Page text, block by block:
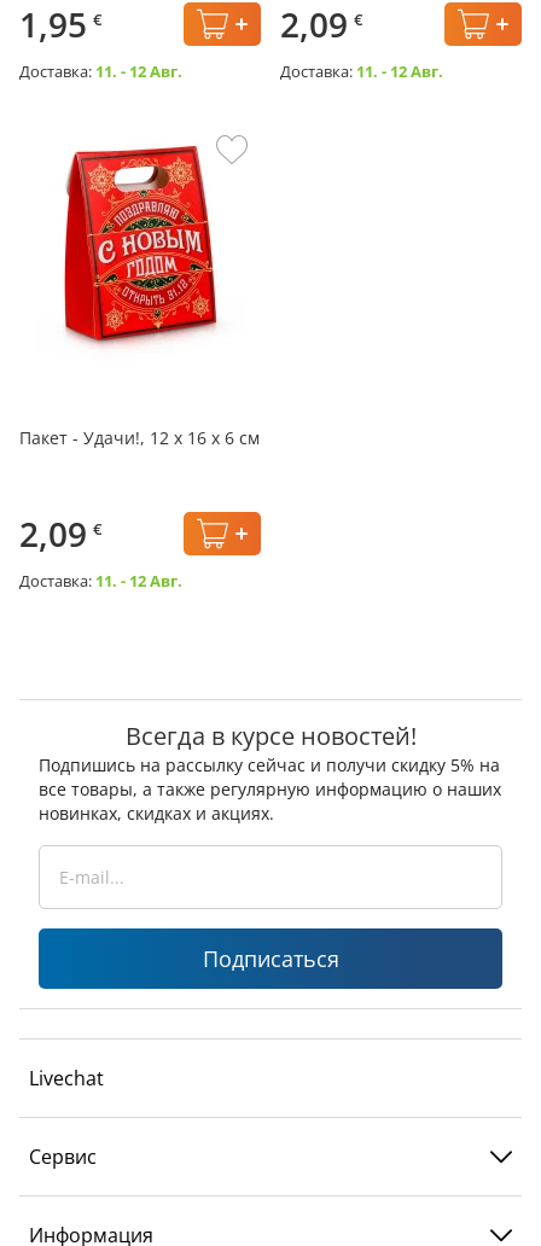
1,95 €
Доставка: 11. - 12 Авг.
2,09 €
Доставка: 11. - 12 Авг.
Пакет - Удачи!, 12 х 16 х 6 см
2,09 €
Доставка: 11. - 12 Авг.
Всегда в курсе новостей!
Подпишись на рассылку сейчас и получи скидку 5% на
все товары, а также регулярную информацию о наших
новинках, скидках и акциях.
Подписаться
Livechat
Сервис
Информация